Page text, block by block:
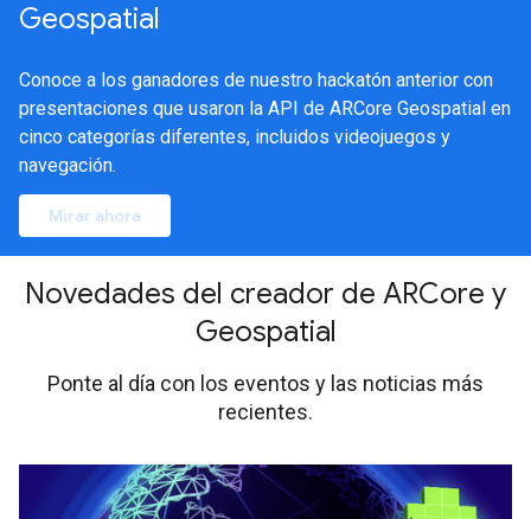
Geospatial
Conoce a los ganadores de nuestro hackatón anterior con
presentaciones que usaron la API de ARCore Geospatial en
cinco categorías diferentes, incluidos videojuegos y
navegación.
Mirar ahora
Novedades del creador de ARCore y
Geospatial
Ponte al día con los eventos y las noticias más
recientes.